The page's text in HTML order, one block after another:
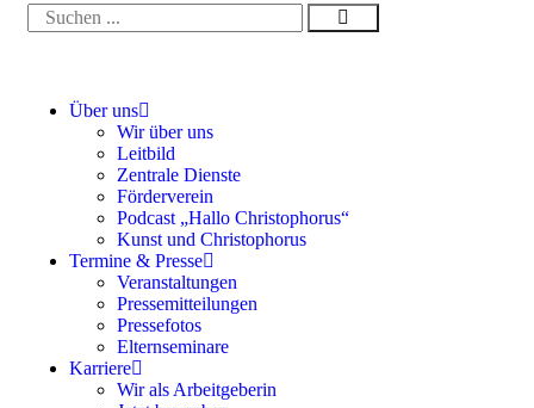
Über uns
Wir über uns
Leitbild
Zentrale Dienste
Förderverein
Podcast „Hallo Christophorus“
Kunst und Christophorus
Termine & Presse
Veranstaltungen
Pressemitteilungen
Pressefotos
Elternseminare
Karriere
Wir als Arbeitgeberin